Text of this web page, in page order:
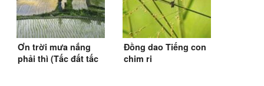
Ơn trời mưa nắng
phải thì (Tấc đất tấc
Đồng dao Tiếng con
chim ri